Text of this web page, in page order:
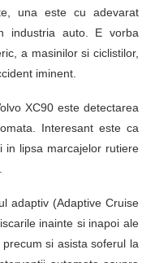
una este cu adevarat
industria auto. E vorba
a masinilor si ciclistilor,
iminent.
XC90 este detectarea
Interesant este ca
in lipsa marcajelor rutiere
adaptiv (Adaptive Cruise
inainte si inapoi ale
si asista soferul la